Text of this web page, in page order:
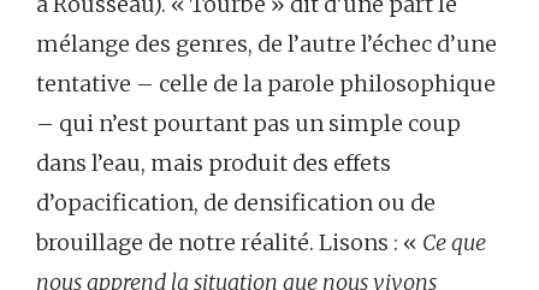
mélange des genres, de l’autre l’échec d’une
tentative – celle de la parole philosophique
– qui n’est pourtant pas un simple coup
dans l’eau, mais produit des effets
d’opacification, de densification ou de
brouillage de notre réalité. Lisons : « Ce que
nous apprend la situation que nous vivons